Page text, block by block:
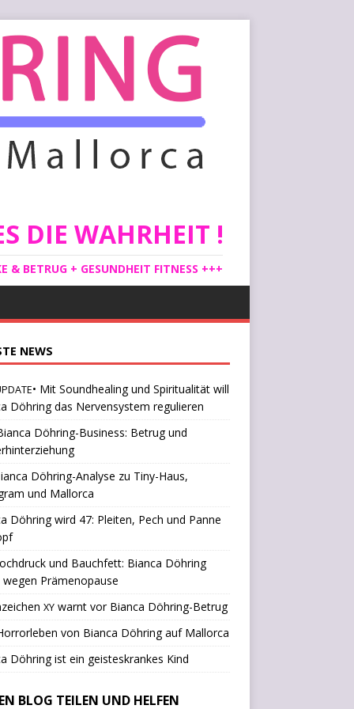
DIE WAHRHEIT !
& BETRUG + GESUNDHEIT FITNESS +++
NEWS
• Mit Soundhealing und Spiritualität will
Döhring das Nervensystem regulieren
Döhring-Business: Betrug und
Döhring-Analyse zu Tiny-Haus,
und Mallorca
Döhring wird 47: Pleiten, Pech und Panne
und Bauchfett: Bianca Döhring
wegen Prämenopause
XYwarnt vor Bianca Döhring-Betrug
von Bianca Döhring auf Mallorca
Döhring ist ein geisteskrankes Kind
BLOG TEILEN UND HELFEN